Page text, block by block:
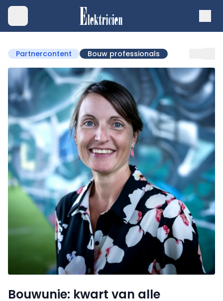
Partnercontent Bouw professionals
Bouwunie: kwart van alle